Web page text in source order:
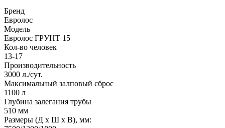
Бренд
Евролос
Модель
Евролос ГРУНТ 15
Кол-во человек
13-17
Производительность
3000 л./сут.
Максимальный залповый сброс
1100 л
Глубина залегания трубы
510 мм
Размеры (Д х Ш х В), мм: